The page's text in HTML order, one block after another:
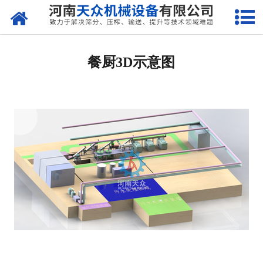
网站首页
客户案例
现场视频
联系我们
餐厨3D示意图